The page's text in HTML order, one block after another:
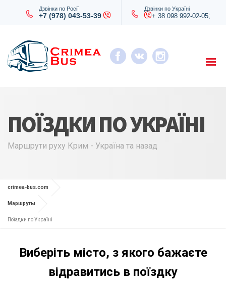
Дзвінки по Росії
+7 (978) 043-53-39
Дзвінки по Україні
+ 38 098 992-02-05;
ПОЇЗДКИ ПО УКРАЇНІ
Маршрути руху Крим - Україна та назад
crimea-bus.com
Маршруты
Поїздки по Україні
Виберіть місто, з якого бажаєте
відравитись в поїздку